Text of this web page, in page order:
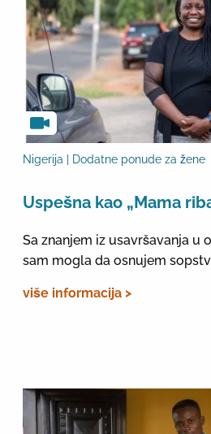
Nigerija | Dodatne ponude za žene
Uspešna kao „Mama
Sa znanjem iz usavršavanja u
sam mogla da osnujem
više informacija >